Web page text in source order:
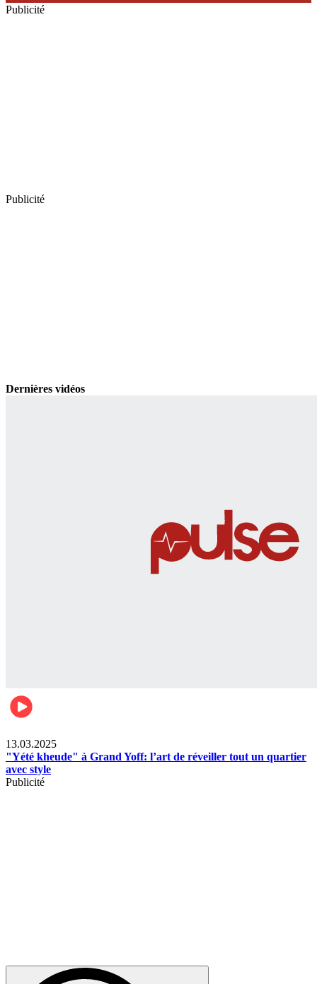
Publicité
Publicité
Dernières vidéos
13.03.2025
"Yété kheude" à Grand Yoff: l’art de réveiller tout un quartier
avec style
Publicité